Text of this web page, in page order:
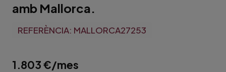
amb Mallorca.
REFERÈNCIA: MALLORCA27253
1.803€/mes